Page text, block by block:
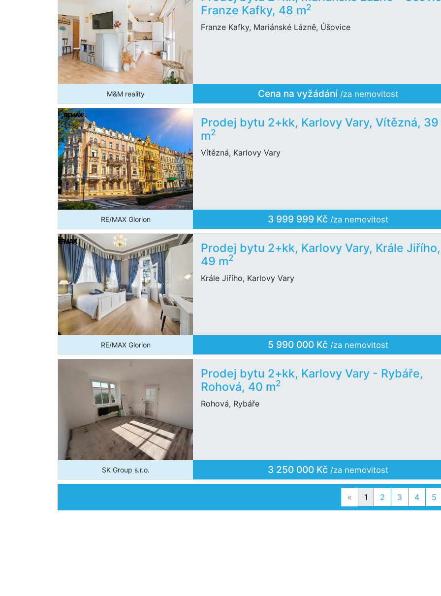
Franze Kafky, 48 m2
Franze Kafky, Mariánské Lázně, Úšovice
M&M reality Cena na vyžádání /za nemovitost
Prodej bytu 2+kk, Karlovy Vary, Vítězná, 39
m2
Vítězná, Karlovy Vary
RE/MAX Glorion 3 999 999 Kč /za nemovitost
Prodej bytu 2+kk, Karlovy Vary, Krále Jiřího,
49 m2
Krále Jiřího, Karlovy Vary
RE/MAX Glorion 5 990 000 Kč /za nemovitost
Prodej bytu 2+kk, Karlovy Vary - Rybáře,
Rohová, 40 m2
Rohová, Rybáře
SK Group s.r.o. 3 250 000 Kč /za nemovitost
« Previous
1 2 3 4 5